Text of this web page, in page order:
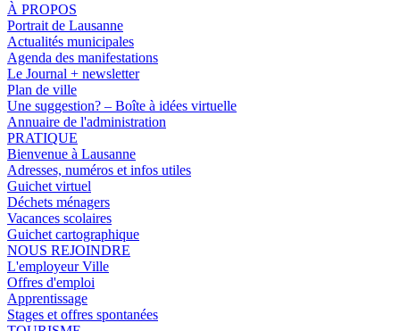
À PROPOS
Portrait de Lausanne
Actualités municipales
Agenda des manifestations
Le Journal + newsletter
Plan de ville
Une suggestion? – Boîte à idées virtuelle
Annuaire de l'administration
PRATIQUE
Bienvenue à Lausanne
Adresses, numéros et infos utiles
Guichet virtuel
Déchets ménagers
Vacances scolaires
Guichet cartographique
NOUS REJOINDRE
L'employeur Ville
Offres d'emploi
Apprentissage
Stages et offres spontanées